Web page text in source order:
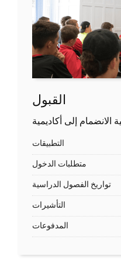
القبول
التطبيقات
متطلبات الدخول
تواريخ الفصول الدراسية
التأشيرات
المدفوعات